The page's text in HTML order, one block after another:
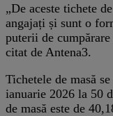
„De aceste tichete
angajați și sunt o
puterii de
citat de Antena3.
Tichetele de masă
ianuarie 2026 la 50
de masă este de